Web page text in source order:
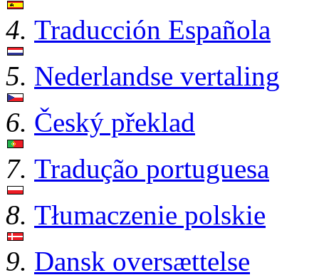
4. Traducción Española
5. Nederlandse vertaling
6. Český překlad
7. Tradução portuguesa
8. Tłumaczenie polskie
9. Dansk oversættelse